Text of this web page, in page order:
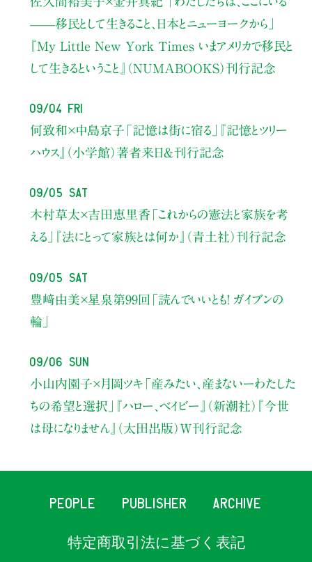
——移民として生きること、日本とニューヨークから」
『My Little New York Times いまアメリカで移民と
して生きるということ』（NUMABOOKS）刊行記念
09/04 Fri
何致和×中島京子 「記憶は街に宿る」
『記憶とツリー
ハウス』（小学館）著者来日＆刊行記念
09/05 Sat
木村草太×吉田恵里香 「これからの憲法と家族を考
える」
『法にとって家族とは何か』（青土社）刊行記念
09/05 Sat
豊﨑由美×星泉 第99回「読んでいいとも！ ガイブンの
輪」
09/06 Sun
小山内園子×月岡ツキ 「産みたい、産まないーわたした
ちの希望と選択」
『ハロー、ベイビー』（新潮社） 『今世
は母になりません』（太田出版）W刊行記念
PEOPLE PUBLISHER ARCHIVE
特定商取引法に基づく表記